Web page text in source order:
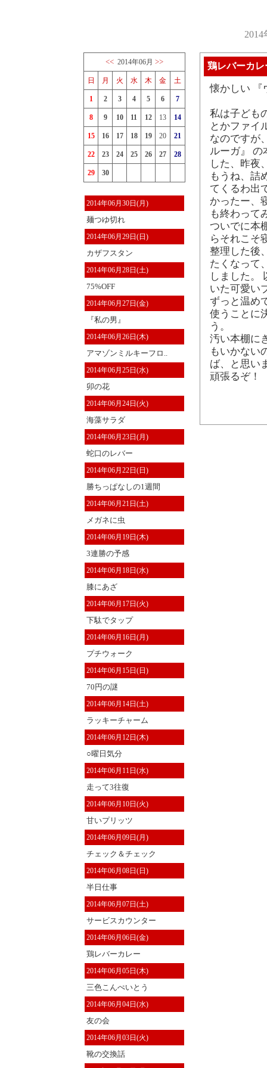
<< 2014年06月 >>
日 月 火 水 木 金 土
1 2 3 4 5 6 7
8 9 10 11 12 13 14
15 16 17 18 19 20 21
22 23 24 25 26 27 28
29 30
2014年06月30日(月)
麺つゆ切れ
2014年06月29日(日)
カザフスタン
2014年06月28日(土)
75%OFF
2014年06月27日(金)
『私の男』
2014年06月26日(木)
アマゾンミルキーフロ..
2014年06月25日(水)
卯の花
2014年06月24日(火)
海藻サラダ
2014年06月23日(月)
蛇口のレバー
2014年06月22日(日)
勝ちっぱなしの1週間
2014年06月21日(土)
メガネに虫
2014年06月19日(木)
3連勝の予感
2014年06月18日(水)
膝にあざ
2014年06月17日(火)
下駄でタップ
2014年06月16日(月)
プチウォーク
2014年06月15日(日)
70円の謎
2014年06月14日(土)
ラッキーチャーム
2014年06月12日(木)
○曜日気分
2014年06月11日(水)
走って3往復
2014年06月10日(火)
甘いプリッツ
2014年06月09日(月)
チェック＆チェック
2014年06月08日(日)
半日仕事
2014年06月07日(土)
サービスカウンター
2014年06月06日(金)
鶏レバーカレー
2014年06月05日(木)
三色こんぺいとう
2014年06月04日(水)
友の会
2014年06月03日(火)
靴の交換話
鶏レバーカレ
懐かしい 『
私は子ども
とかファイ
なのですが
ルーガ』 の
した、昨夜
もうね、詰
てくるわ出
かったー、
も終わって
ついでに本
らそれこそ
整理した後
たくなって
しました。
いた可愛い
ずっと温め
使うことに
う。
汚い本棚に
もいかない
ば、と思い
頑張るぞ！